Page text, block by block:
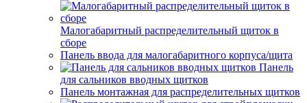
Малогабаритный распределительный щиток в
сборе
Панель ввода для малогабаритного корпуса/щита
Панель
для сальников вводных щитков
Панель монтажная для распределительных щитков